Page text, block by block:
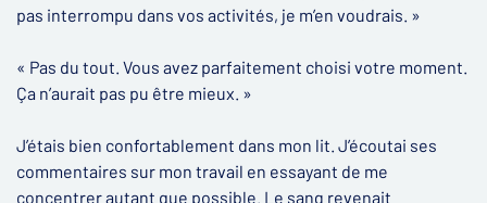
pas interrompu dans vos activités, je m’en voudrais. »
« Pas du tout. Vous avez parfaitement choisi votre moment.
Ça n’aurait pas pu être mieux. »
J’étais bien confortablement dans mon lit. J’écoutai ses
commentaires sur mon travail en essayant de me
concentrer autant que possible. Le sang revenait